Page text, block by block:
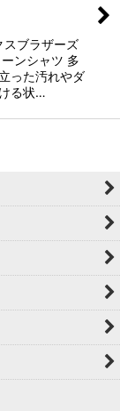
ブラザーズ
ンシャツ 多
った汚れやダ
る状…